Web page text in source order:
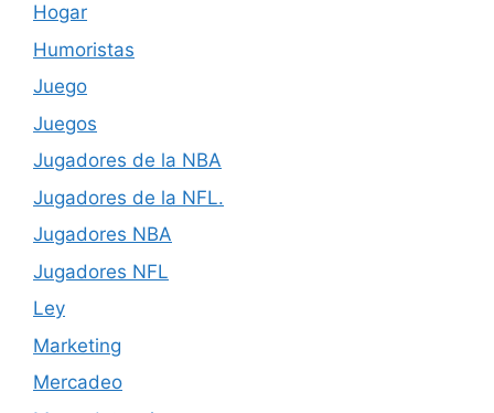
Hogar
Humoristas
Juego
Juegos
Jugadores de la NBA
Jugadores de la NFL.
Jugadores NBA
Jugadores NFL
Ley
Marketing
Mercadeo